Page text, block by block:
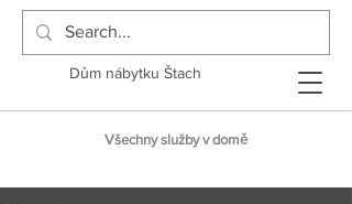
Dům nábytku Štach
Všechny služby v domě